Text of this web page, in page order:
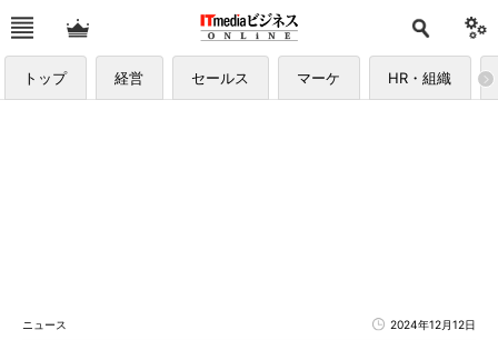
トップ 経営 セールス マーケ HR・組織
ニュース 2024年12月12日